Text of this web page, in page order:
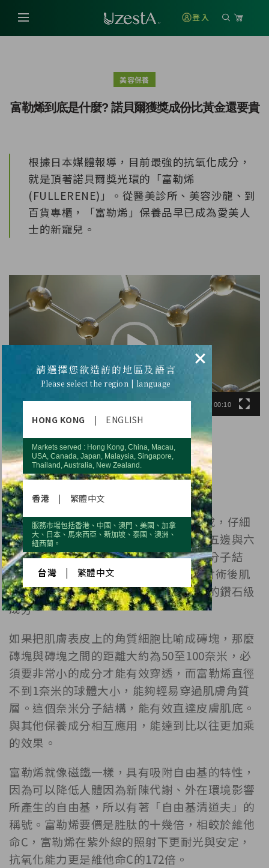
登入
美容保養
富勒烯到底是什麼? 諾貝爾獲獎成份比黃金還要貴
根據日本媒體報導，目前最強的抗氧化成分，
就是頂著諾貝爾獎光環的「富勒烯
(FULLERENE)」。從醫美診所、美容沙龍、到
百貨專櫃，「富勒烯」保養品早已成為愛美人
士的新寵兒。
訊
播
放
00:10
1996年獲得諾貝爾獎的C60富勒烯
（FULLERENE）是由60個碳原子所構成，仔細
端倪你會發現它不只一種形狀，而是由五邊與六
邊形巧妙結合安定性高的對稱完美球形分子結
構，分子量只有720，敏感性肌膚和雷射術後肌
膚都可以使用，也是台日醫美一致推薦的鑽石級
成分。
如果把肌膚表皮上的角質細胞比喻成磚塊，那麼
磚塊與磚塊之間的距離大約為50至100奈米，必
須要非常小的成分才能有效穿透，而富勒烯直徑
不到1奈米的球體大小，能夠輕易穿過肌膚角質
層。這個奈米分子結構，能有效直達皮膚肌底。
與其他保養成分相互應用，能達到比以往更加乘
的效果。
富勒烯就像磁鐵一樣，具有吸附自由基的特性，
因為可以降低人體因為新陳代謝、外在環境影響
所產生的自由基，所以有著「自由基清道夫」的
稱號。富勒烯要價是胜肽的十幾倍，相較於維他
命C，富勒烯在紫外線的照射下更耐光與安定，
抗氧化能力更是維他命C的172倍。
×
請選擇您欲造訪的地區及語言
Please select the region | language
HONG KONG | ENGLISH
Markets served : Hong Kong, China, Macau,
USA, Canada, Japan, Malaysia, Singapore,
Thailand, Australia, New Zealand.
香港 | 繁體中文
服務市場包括香港、中國、澳門、美國、加拿
大、日本、馬來西亞、新加坡、泰國、澳洲、
紐西蘭。
台灣 繁體中文